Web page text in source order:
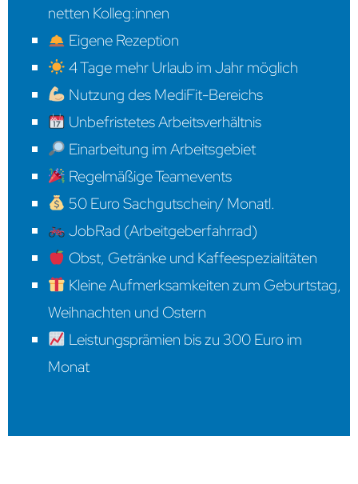
netten Kolleg:innen
Eigene Rezeption
4 Tage mehr Urlaub im Jahr möglich
Nutzung des MediFit-Bereichs
Unbefristetes Arbeitsverhältnis
Einarbeitung im Arbeitsgebiet
Regelmäßige Teamevents
50 Euro Sachgutschein/ Monatl.
JobRad (Arbeitgeberfahrrad)
Obst, Getränke und Kaffeespezialitäten
Kleine Aufmerksamkeiten zum Geburtstag,
Weihnachten und Ostern
Leistungsprämien bis zu 300 Euro im
Monat